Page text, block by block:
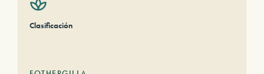
Clasificación